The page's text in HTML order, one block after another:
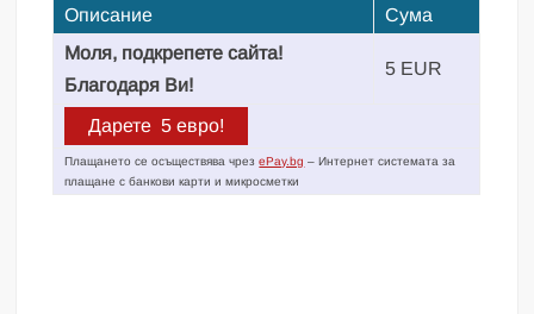
Описание
Сума
Моля, подкрепете сайта!
Благодаря Ви!
5 EUR
Плащането се осъществява чрезePay.bg – Интернет системата за
плащане с банкови карти и микросметки